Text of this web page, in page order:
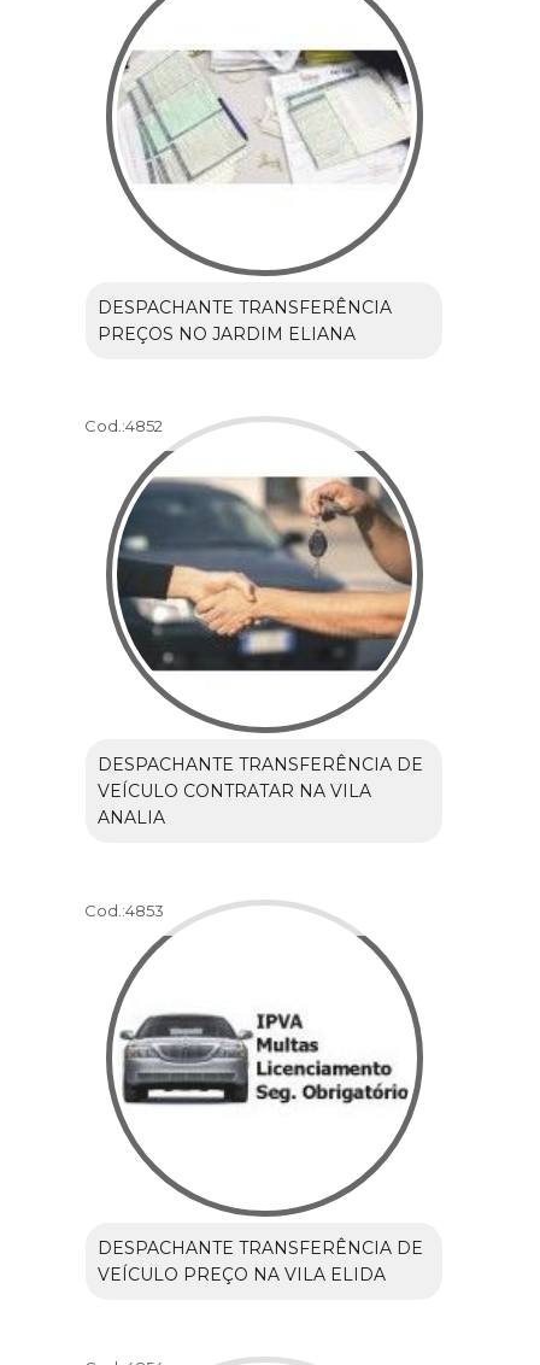
DESPACHANTE TRANSFERÊNCIA
PREÇOS NO JARDIM ELIANA
Cod.:4852
DESPACHANTE TRANSFERÊNCIA DE
VEÍCULO CONTRATAR NA VILA
ANALIA
Cod.:4853
DESPACHANTE TRANSFERÊNCIA DE
VEÍCULO PREÇO NA VILA ELIDA